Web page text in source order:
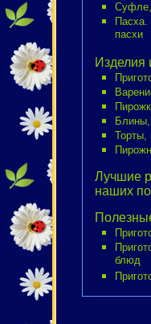
Суфле,
Пасха.
пасхи
Изделия
Торты,
Лучшие
наших
блюд